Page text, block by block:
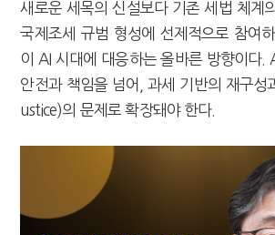
새로운 세목의 신설보다 기존 세법 체계
국제조세 규범 형성에 선제적으로 참여
이 AI 시대에 대응하는 올바른 방향이다.
안전과 책임을 넘어, 과세 기반의 재구성
ustice)의 문제로 확장돼야 한다.